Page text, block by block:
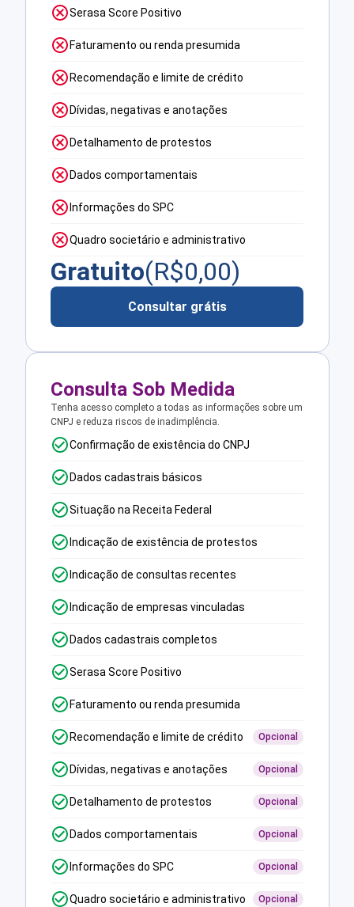
Serasa Score Positivo
Faturamento ou renda presumida
Recomendação e limite de crédito
Dívidas, negativas e anotações
Detalhamento de protestos
Dados comportamentais
Informações do SPC
Quadro societário e administrativo
Gratuito(R$0,00)
Consultar grátis
Consulta Sob Medida
Tenha acesso completo a todas as informações sobre um
CNPJ e reduza riscos de inadimplência.
Confirmação de existência do CNPJ
Dados cadastrais básicos
Situação na Receita Federal
Indicação de existência de protestos
Indicação de consultas recentes
Indicação de empresas vinculadas
Dados cadastrais completos
Serasa Score Positivo
Faturamento ou renda presumida
Recomendação e limite de crédito Opcional
Dívidas, negativas e anotações Opcional
Detalhamento de protestos Opcional
Dados comportamentais Opcional
Informações do SPC Opcional
Quadro societário e administrativo Opcional